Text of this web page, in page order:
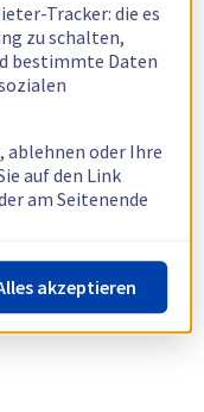
Tracker: die es
zu schalten,
bestimmte Daten
ablehnen oder Ihre
auf den Link
am Seitenende
unsererRichtlinie
akzeptieren